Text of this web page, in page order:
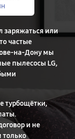
заряжаться или
частые
на-Дону мы
пылесосы LG,
турбощётки,
и не
только